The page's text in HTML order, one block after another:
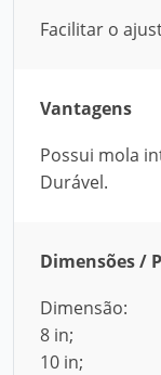
Facilitar o
Vantagens
Possui mola
Durável.
Dimensões /
Dimensão:
8 in;
10 in;